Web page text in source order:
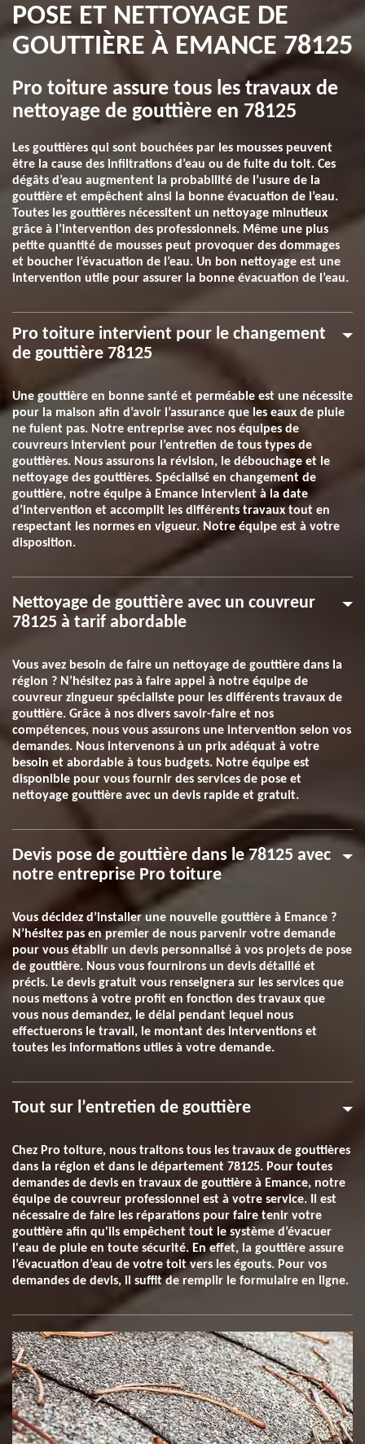
POSE ET NETTOYAGE DE
GOUTTIÈRE À EMANCE 78125
Pro toiture assure tous les travaux de
nettoyage de gouttière en 78125
Les gouttières qui sont bouchées par les mousses peuvent
être la cause des infiltrations d’eau ou de fuite du toit. Ces
dégâts d’eau augmentent la probabilité de l’usure de la
gouttière et empêchent ainsi la bonne évacuation de l’eau.
Toutes les gouttières nécessitent un nettoyage minutieux
grâce à l’intervention des professionnels. Même une plus
petite quantité de mousses peut provoquer des dommages
et boucher l’évacuation de l’eau. Un bon nettoyage est une
intervention utile pour assurer la bonne évacuation de l’eau.
Pro toiture intervient pour le changement
de gouttière 78125
Une gouttière en bonne santé et perméable est une nécessite
pour la maison afin d’avoir l’assurance que les eaux de pluie
ne fuient pas. Notre entreprise avec nos équipes de
couvreurs intervient pour l’entretien de tous types de
gouttières. Nous assurons la révision, le débouchage et le
nettoyage des gouttières. Spécialisé en changement de
gouttière, notre équipe à Emance intervient à la date
d’intervention et accomplit les différents travaux tout en
respectant les normes en vigueur. Notre équipe est à votre
disposition.
Nettoyage de gouttière avec un couvreur
78125 à tarif abordable
Vous avez besoin de faire un nettoyage de gouttière dans la
région ? N’hésitez pas à faire appel à notre équipe de
couvreur zingueur spécialiste pour les différents travaux de
gouttière. Grâce à nos divers savoir-faire et nos
compétences, nous vous assurons une intervention selon vos
demandes. Nous intervenons à un prix adéquat à votre
besoin et abordable à tous budgets. Notre équipe est
disponible pour vous fournir des services de pose et
nettoyage gouttière avec un devis rapide et gratuit.
Devis pose de gouttière dans le 78125 avec
notre entreprise Pro toiture
Vous décidez d’installer une nouvelle gouttière à Emance ?
N’hésitez pas en premier de nous parvenir votre demande
pour vous établir un devis personnalisé à vos projets de pose
de gouttière. Nous vous fournirons un devis détaillé et
précis. Le devis gratuit vous renseignera sur les services que
nous mettons à votre profit en fonction des travaux que
vous nous demandez, le délai pendant lequel nous
effectuerons le travail, le montant des interventions et
toutes les informations utiles à votre demande.
Tout sur l’entretien de gouttière
Chez Pro toiture, nous traitons tous les travaux de gouttières
dans la région et dans le département 78125. Pour toutes
demandes de devis en travaux de gouttière à Emance, notre
équipe de couvreur professionnel est à votre service. Il est
nécessaire de faire les réparations pour faire tenir votre
gouttière afin qu'ils empêchent tout le système d’évacuer
l'eau de pluie en toute sécurité. En effet, la gouttière assure
l’évacuation d’eau de votre toit vers les égouts. Pour vos
demandes de devis, il suffit de remplir le formulaire en ligne.